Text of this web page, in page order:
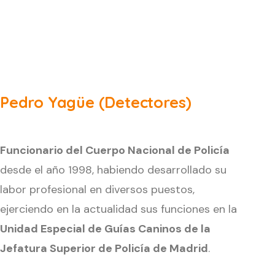
Pedro Yagüe (Detectores)
Funcionario del Cuerpo Nacional de Policía
desde el año 1998, habiendo desarrollado su
labor profesional en diversos puestos,
ejerciendo en la actualidad sus funciones en la
Unidad Especial de Guías Caninos de la
Jefatura Superior de Policía de Madrid.